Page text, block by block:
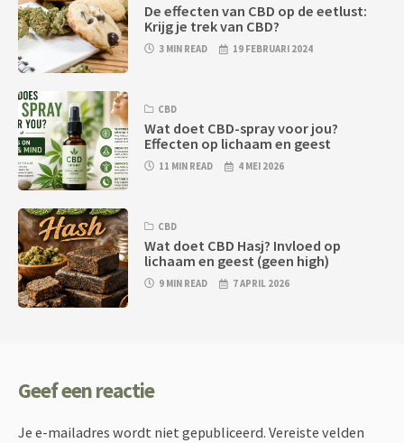
De effecten van CBD op de eetlust:
Krijg je trek van CBD?
3 MIN READ 19 FEBRUARI 2024
CBD
Wat doet CBD-spray voor jou?
Effecten op lichaam en geest
11 MIN READ 4 MEI 2026
CBD
Wat doet CBD Hasj? Invloed op
lichaam en geest (geen high)
9 MIN READ 7 APRIL 2026
Geef een reactie
Je e-mailadres wordt niet gepubliceerd. Vereiste velden